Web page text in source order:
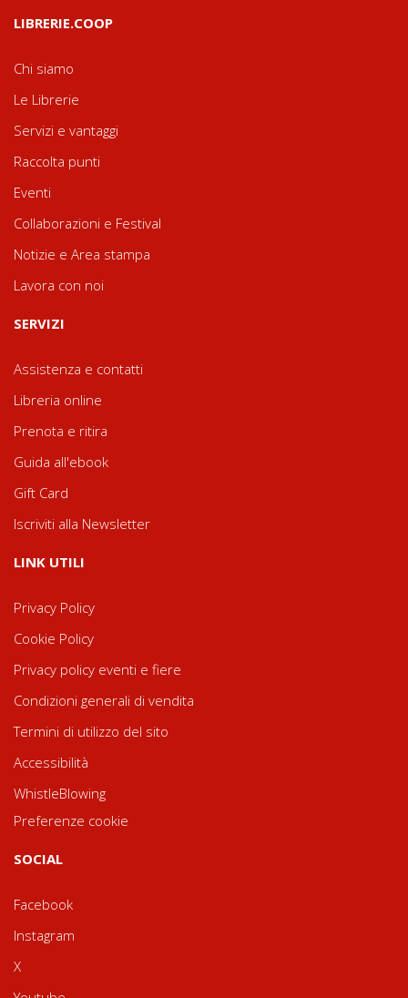
LIBRERIE.COOP
Chi siamo
Le Librerie
Servizi e vantaggi
Raccolta punti
Eventi
Collaborazioni e Festival
Notizie e Area stampa
Lavora con noi
SERVIZI
Assistenza e contatti
Libreria online
Prenota e ritira
Guida all'ebook
Gift Card
Iscriviti alla Newsletter
LINK UTILI
Privacy Policy
Cookie Policy
Privacy policy eventi e fiere
Condizioni generali di vendita
Termini di utilizzo del sito
Accessibilità
WhistleBlowing
Preferenze cookie
SOCIAL
Facebook
Instagram
X